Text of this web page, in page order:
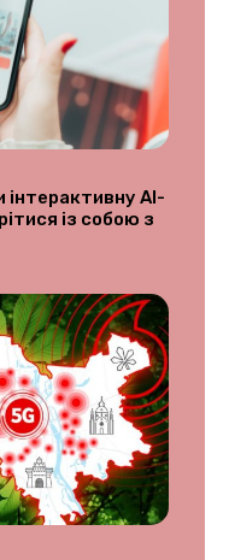
інтерактивну AI-
із собою з